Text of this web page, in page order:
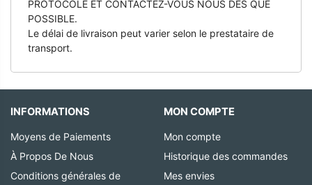
PROTOCOLE ET CONTACTEZ-VOUS NOUS DÈS QUE
POSSIBLE.
Le délai de livraison peut varier selon le prestataire de
transport.
INFORMATIONS
Moyens de Paiements
À Propos De Nous
Conditions générales de
MON COMPTE
Mon compte
Historique des commandes
Mes envies